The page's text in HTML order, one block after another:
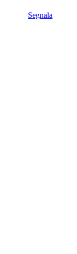
Segnala